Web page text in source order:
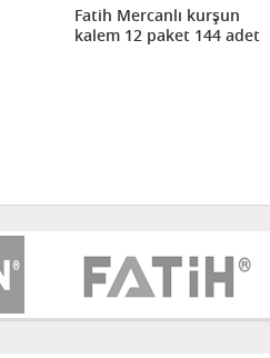
Fatih Mercanlı kurşun
kalem 12 paket 144 adet